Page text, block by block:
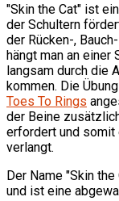
"Skin the Cat" ist
der Schultern
der Rücken-,
hängt man an einer
langsam durch die
kommen. Die
Toes To Rings
der Beine
erfordert und somit
verlangt.
Der Name "Skin
und ist eine